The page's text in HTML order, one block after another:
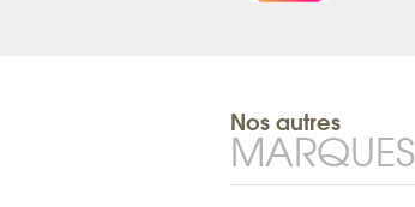
Nos autres
MARQUES